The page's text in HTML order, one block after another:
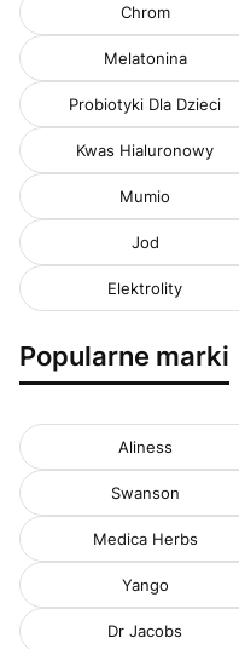
Chrom
Melatonina
Probiotyki Dla Dzieci
Kwas Hialuronowy
Mumio
Jod
Elektrolity
Popularne marki
Aliness
Swanson
Medica Herbs
Yango
Dr Jacobs